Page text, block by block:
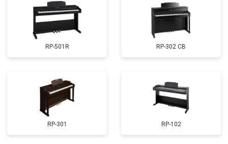
RP-501R RP-302 CB
RP-301 RP-102